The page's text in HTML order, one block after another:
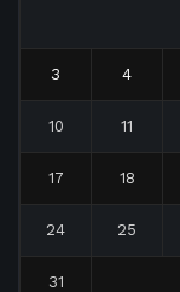
3 4
10 11
17 18
24 25
31